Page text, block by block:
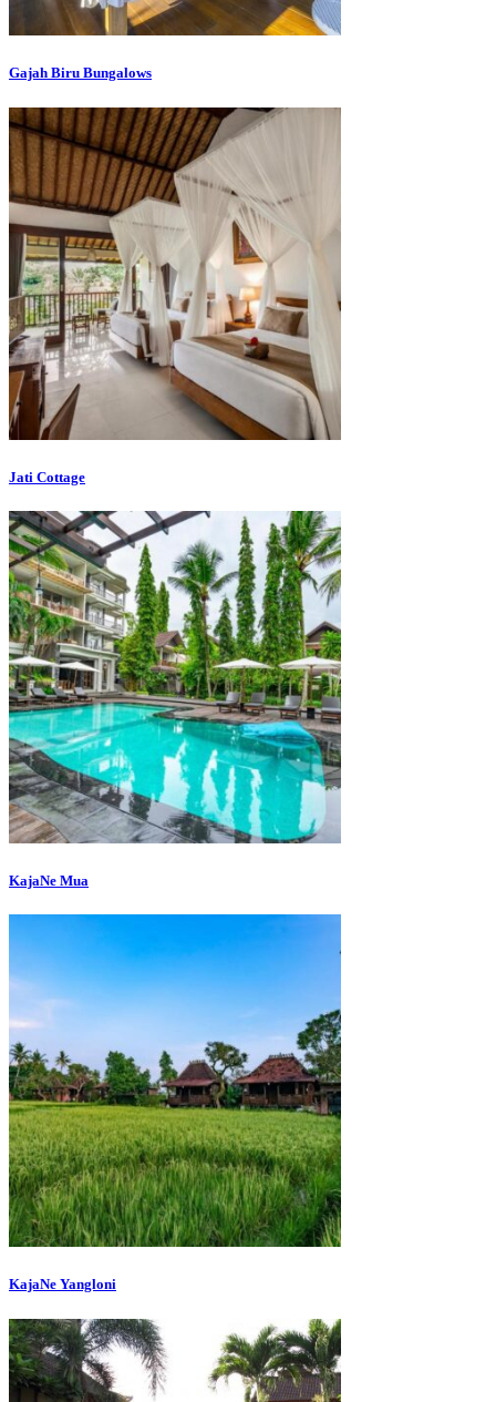
Gajah Biru Bungalows
Jati Cottage
KajaNe Mua
KajaNe Yangloni